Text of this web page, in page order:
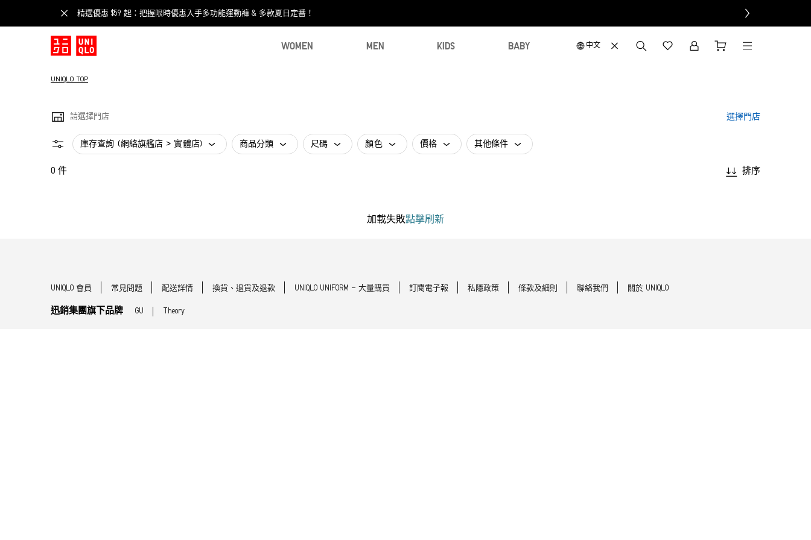
精選優惠 $59 起：把握限時優惠入手多功能運動褲 & 多款夏日定番！​
WOMEN MEN KIDS BABY 中文
UNIQLO TOP
請選擇門店 選擇門店
庫存查詢 (網絡旗艦店 > 實體店) 商品分類 尺碼 顏色 價格 其他條件
0 件 排序
加載失敗點擊刷新
UNIQLO 會員 常見問題 配送詳情 換貨、退貨及退款 UNIQLO UNIFORM - 大量購買 訂閱電子報 私隱政策 條款及細則 聯絡我們 關於 UNIQLO
迅銷集團旗下品牌 GU Theory